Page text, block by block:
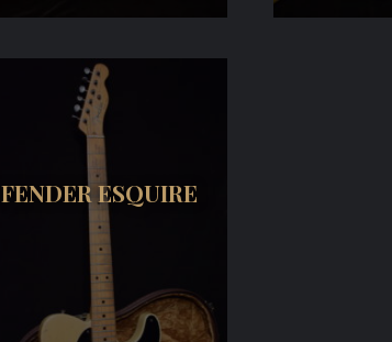
FENDER ESQUIRE